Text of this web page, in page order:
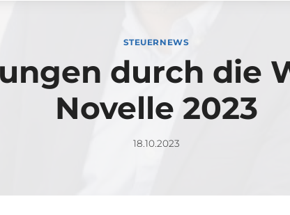
STEUERNEWS
durch die
Novelle 2023
18.10.2023